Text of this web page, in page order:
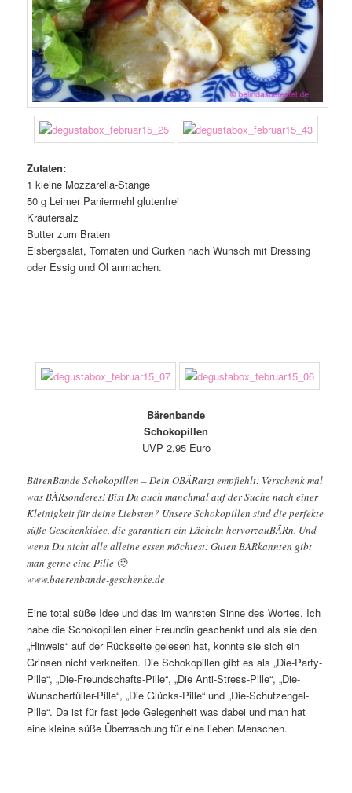
Zutaten:
1 kleine Mozzarella-Stange
50 g Leimer Paniermehl glutenfrei
Kräutersalz
Butter zum Braten
Eisbergsalat, Tomaten und Gurken nach Wunsch mit Dressing
oder Essig und Öl anmachen.
Bärenbande
Schokopillen
UVP 2,95 Euro
BärenBande Schokopillen – Dein OBÄRarzt empfiehlt: Verschenk mal
was BÄRsonderes! Bist Du auch manchmal auf der Suche nach einer
Kleinigkeit für deine Liebsten? Unsere Schokopillen sind die perfekte
süße Geschenkidee, die garantiert ein Lächeln hervorzauBÄRn. Und
wenn Du nicht alle alleine essen möchtest: Guten BÄRkannten gibt
man gerne eine Pille 🙂
www.baerenbande-geschenke.de
Eine total süße Idee und das im wahrsten Sinne des Wortes. Ich
habe die Schokopillen einer Freundin geschenkt und als sie den
„Hinweis“ auf der Rückseite gelesen hat, konnte sie sich ein
Grinsen nicht verkneifen. Die Schokopillen gibt es als „Die-Party-
Pille“, „Die-Freundschafts-Pille“, „Die Anti-Stress-Pille“, „Die-
Wunscherfüller-Pille“, „Die Glücks-Pille“ und „Die-Schutzengel-
Pille“. Da ist für fast jede Gelegenheit was dabei und man hat
eine kleine süße Überraschung für eine lieben Menschen.